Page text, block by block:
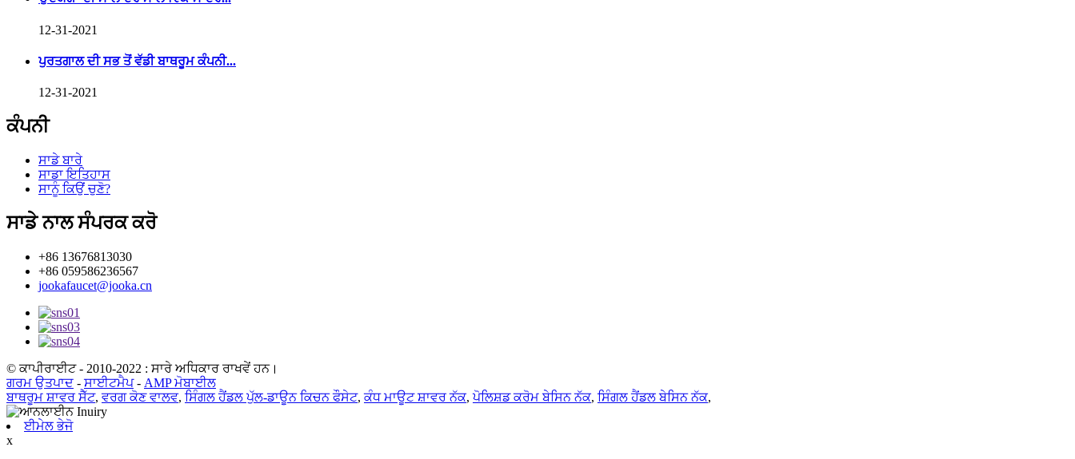
12-31-2021
ਪੁਰਤਗਾਲ ਦੀ ਸਭ ਤੋਂ ਵੱਡੀ ਬਾਥਰੂਮ ਕੰਪਨੀ...
12-31-2021
ਕੰਪਨੀ
ਸਾਡੇ ਬਾਰੇ
ਸਾਡਾ ਇਤਿਹਾਸ
ਸਾਨੂੰ ਕਿਉਂ ਚੁਣੋ?
ਸਾਡੇ ਨਾਲ ਸੰਪਰਕ ਕਰੋ
+86 13676813030
+86 059586236567
jookafaucet@jooka.cn
© ਕਾਪੀਰਾਈਟ - 2010-2022 : ਸਾਰੇ ਅਧਿਕਾਰ ਰਾਖਵੇਂ ਹਨ।
ਗਰਮ ਉਤਪਾਦ - ਸਾਈਟਮੈਪ- AMP ਮੋਬਾਈਲ
ਬਾਥਰੂਮ ਸ਼ਾਵਰ ਸੈੱਟ, ਵਰਗ ਕੋਣ ਵਾਲਵ, ਸਿੰਗਲ ਹੈਂਡਲ ਪੁੱਲ-ਡਾਊਨ ਕਿਚਨ ਫੌਸੇਟ,ਕੰਧ ਮਾਊਟ ਸ਼ਾਵਰ ਨੱਕ,ਪੋਲਿਸ਼ਡ ਕਰੋਮ ਬੇਸਿਨ ਨੱਕ, ਸਿੰਗਲ ਹੈਂਡਲ ਬੇਸਿਨ ਨੱਕ,
ਈਮੇਲ ਭੇਜੋ
x